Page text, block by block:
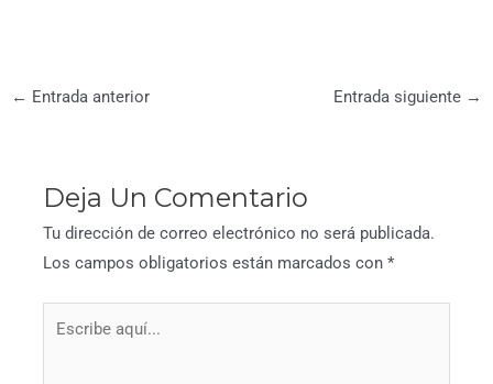
← Entrada anterior Entrada siguiente →
Deja Un Comentario
Tu dirección de correo electrónico no será publicada.
Los campos obligatorios están marcados con*